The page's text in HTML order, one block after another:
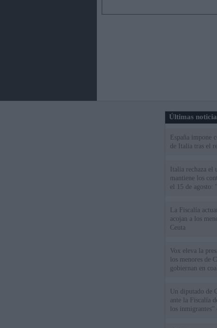
Últimas
España impone
de Italia tras el
Italia rechaza
mantiene los
el 15 de agosto:
La Fiscalía
acojan a los
Ceuta
Vox eleva la
los menores de
gobiernan en
Un diputado de
ante la Fiscalía
los inmigrantes”